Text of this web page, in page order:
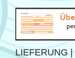
LIEFERUNG